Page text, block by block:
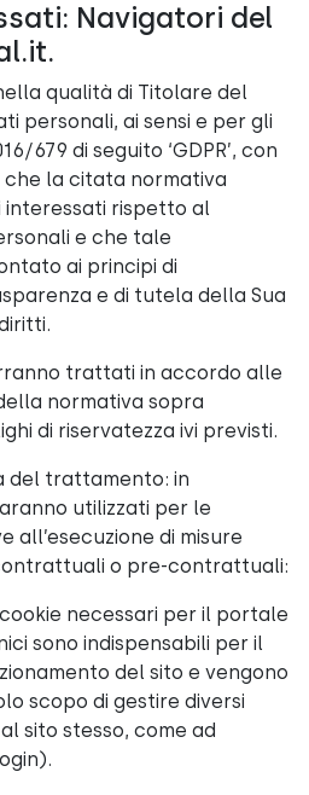
Navigatori del
nella qualità di Titolare del
personali, ai sensi e per gli
679 di seguito ‘GDPR’, con
la citata normativa
rispetto al
e che tale
ai principi di
e di tutela della Sua
trattati in accordo alle
normativa sopra
di riservatezza ivi previsti.
del trattamento: in
utilizzati per le
all’esecuzione di misure
o pre-contrattuali:
necessari per il portale
sono indispensabili per il
del sito e vengono
scopo di gestire diversi
sito stesso, come ad